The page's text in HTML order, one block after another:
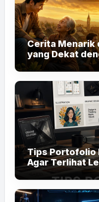
Cerita Menarik
yang Dekat
Tips Portofolio
Agar Terlihat